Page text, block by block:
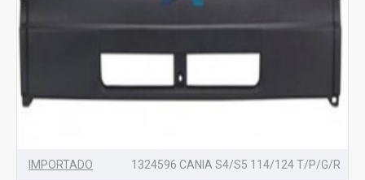
IMPORTADO 1324596 CANIA S4/S5 114/124 T/P/G/R